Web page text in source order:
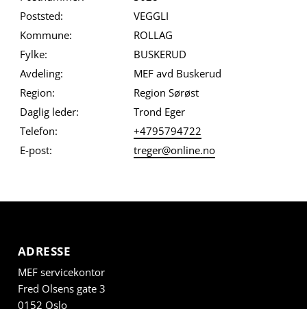
Poststed:
VEGGLI
Kommune:
ROLLAG
Fylke:
BUSKERUD
Avdeling:
MEF avd Buskerud
Region:
Region Sørøst
Daglig leder:
Trond Eger
Telefon:
+4795794722
E-post:
treger@online.no
ADRESSE
MEF servicekontor
Fred Olsens gate 3
0152 Oslo